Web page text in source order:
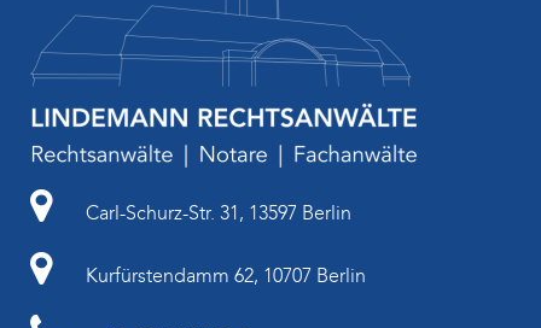
Carl-Schurz-Str. 31, 13597 Berlin
Kurfürstendamm 62, 10707 Berlin